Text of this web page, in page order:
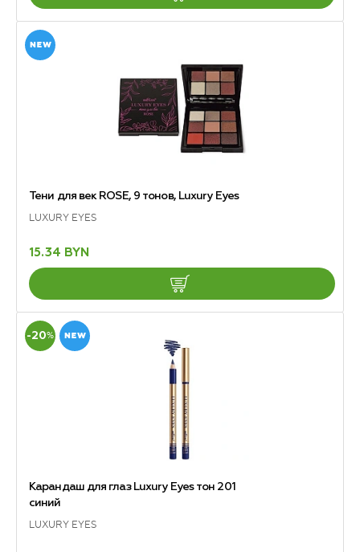
Тени для век ROSE, 9 тонов, Luxury Eyes
LUXURY EYES
15.34 BYN
-20%
Карандаш для глаз Luxury Eyes тон 201
синий
LUXURY EYES